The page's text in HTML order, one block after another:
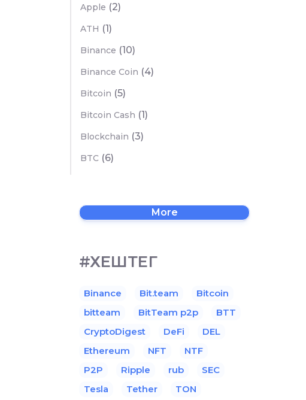
Apple (2)
ATH (1)
Binance (10)
Binance Coin (4)
Bitcoin (5)
Bitcoin Cash (1)
Blockchain (3)
BTC (6)
More
#ХЕШТЕГ
Binance Bit.team
Bitcoin
bitteam
BitTeam p2p
BTT
CryptoDigest
DeFi
DEL
Ethereum
NFT
NTF
P2P
Ripple rub
SEC
Tesla
Tether
TON